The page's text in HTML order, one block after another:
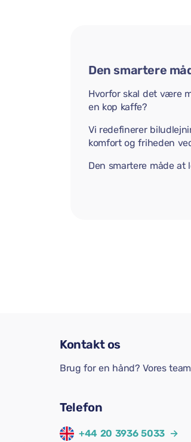
Den smartere
Hvorfor skal det være
en kop kaffe?
Vi redefinerer
komfort og friheden
Den smartere måde
Kontakt os
Brug for en hånd? Vores
Telefon
+44 20 3936 5033 →